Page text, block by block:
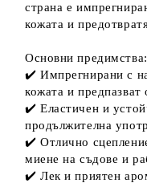
страна е
кожата и
Основни предимства:
✔️ Импрегнирани с
кожата и предпазват
✔️ Еластичен и
продължителна
✔️ Отлично
миене на съдове и
✔️ Лек и приятен